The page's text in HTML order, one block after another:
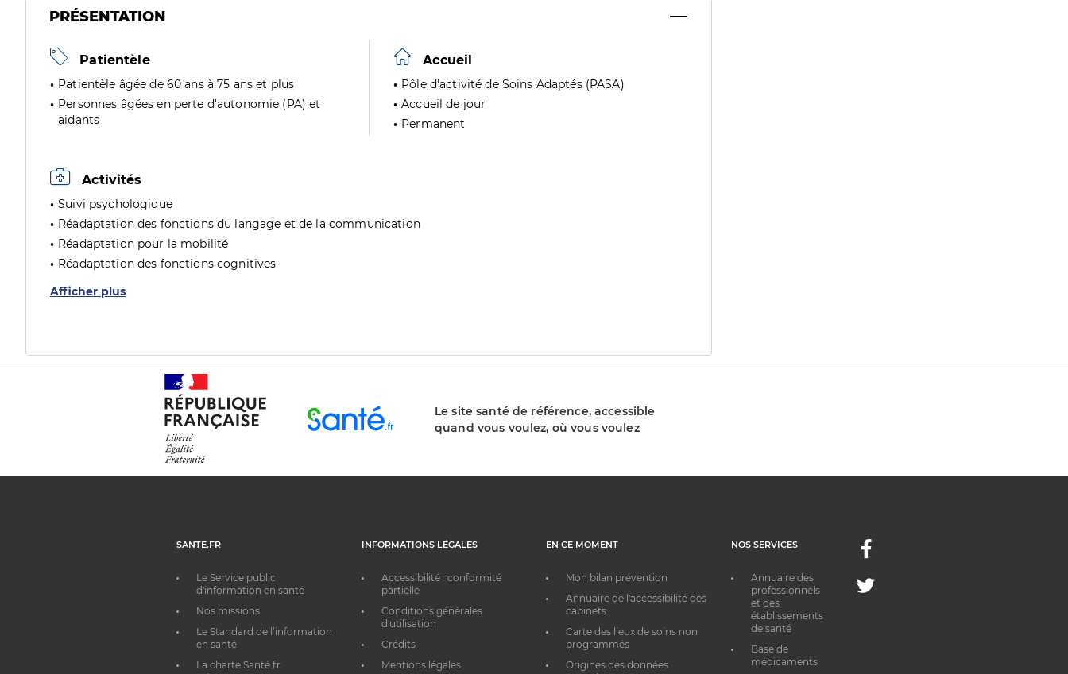
PRÉSENTATION
Patientèle
Patientèle âgée de 60 ans à 75 ans et plus
Personnes âgées en perte d'autonomie (PA) et
aidants
Accueil
Pôle d'activité de Soins Adaptés (PASA)
Accueil de jour
Permanent
Activités
Suivi psychologique
Réadaptation des fonctions du langage et de la communication
Réadaptation pour la mobilité
Réadaptation des fonctions cognitives
Afficher plus
Le site santé de référence, accessible
quand vous voulez, où vous voulez
SANTE.FR
Le Service public
d'information en santé
Nos missions
Le Standard de l’information
en santé
La charte Santé.fr
INFORMATIONS LÉGALES
Accessibilité : conformité
partielle
Conditions générales
d'utilisation
Crédits
Mentions légales
EN CE MOMENT
Mon bilan prévention
Annuaire de l'accessibilité des
cabinets
Carte des lieux de soins non
programmés
Origines des données
NOS SERVICES
Annuaire des
professionnels
et des
établissements
de santé
Base de
médicaments
Facebook
Twitter